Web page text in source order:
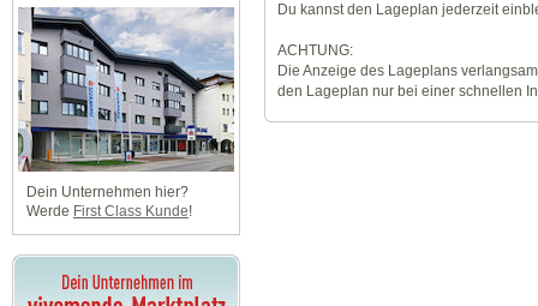
Dein Unternehmen hier?
Werde First Class Kunde!
Du kannst den Lageplan jederzeit
ACHTUNG:
Die Anzeige des Lageplans
den Lageplan nur bei einer schnellen